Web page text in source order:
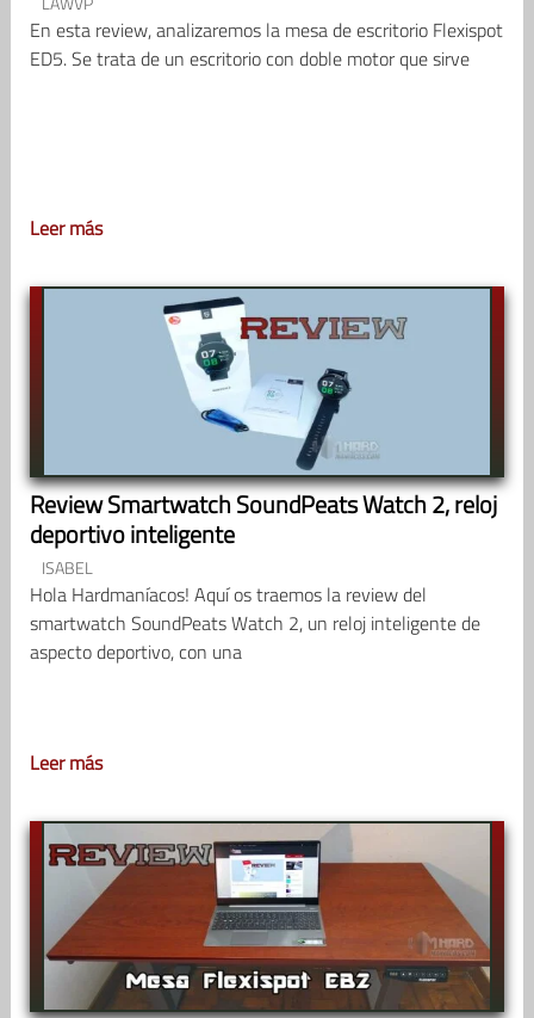
En esta review, analizaremos la mesa de escritorio Flexispot
ED5. Se trata de un escritorio con doble motor que sirve
Leer más
Review Smartwatch SoundPeats Watch 2, reloj
deportivo inteligente
ISABEL
Hola Hardmaníacos! Aquí os traemos la review del
smartwatch SoundPeats Watch 2, un reloj inteligente de
aspecto deportivo, con una
Leer más